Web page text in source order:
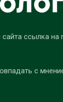
ссылка на
с